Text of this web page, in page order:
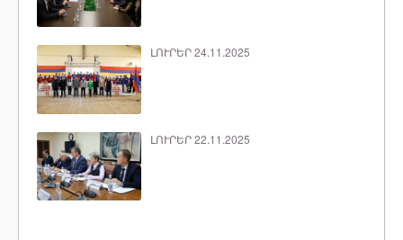
ԼՈՒՐԵՐ 24.11.2025
ԼՈՒՐԵՐ 22.11.2025